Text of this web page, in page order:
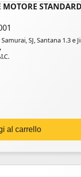
MOTORE
SJ, Santana 1.3 e
I.C.
al carrello